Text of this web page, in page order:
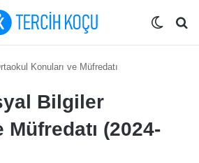
Dış
Konuları ve Müfredatı
Bilgiler
Müfredatı (2024-